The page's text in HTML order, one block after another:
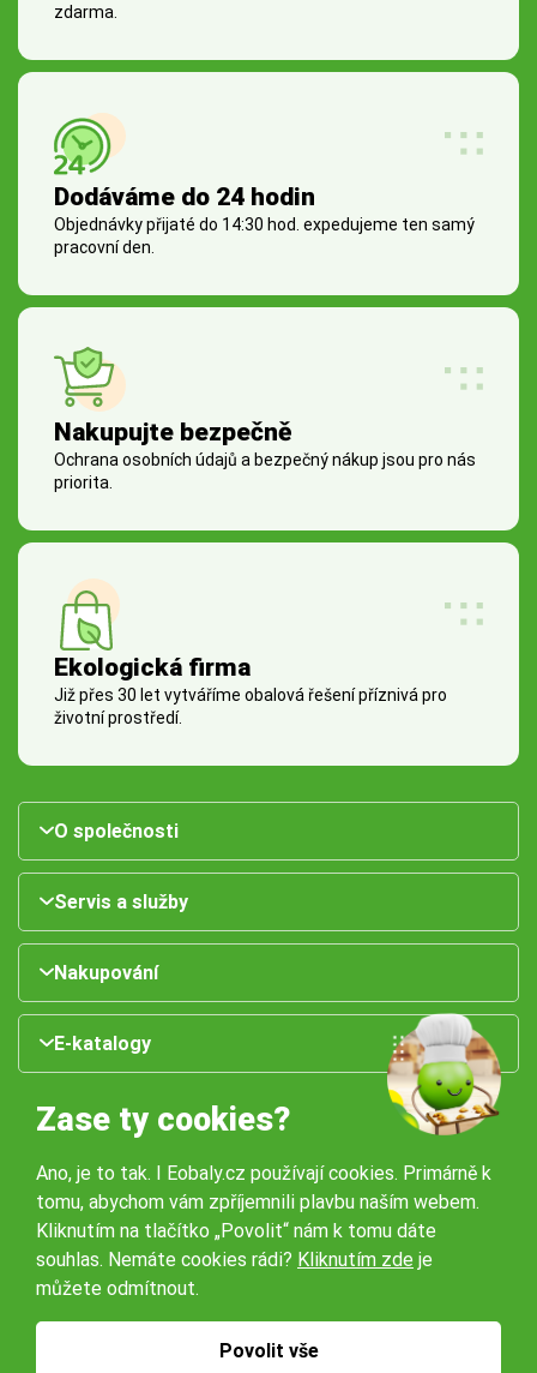
zdarma.
Dodáváme do 24 hodin
Objednávky přijaté do 14:30 hod. expedujeme ten samý
pracovní den.
Nakupujte bezpečně
Ochrana osobních údajů a bezpečný nákup jsou pro nás
priorita.
Ekologická firma
Již přes 30 let vytváříme obalová řešení příznivá pro
životní prostředí.
O společnosti
Servis a služby
Nakupování
E-katalogy
Naše pobočky:
Obchodní podmínky
Zase ty cookies?
Ano, je to tak. I Eobaly.cz používají cookies. Primárně k
tomu, abychom vám zpříjemnili plavbu naším webem.
Kliknutím na tlačítko „Povolit“ nám k tomu dáte
souhlas. Nemáte cookies rádi? Kliknutím zde je
můžete odmítnout.
Povolit vše